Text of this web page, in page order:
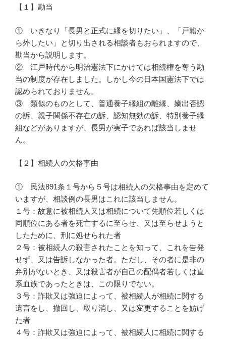
【１】勘当
① いきなり「長男と正式に縁を切りたい」、「戸籍か
ら外したい」と切り出される相談者もおられますので、
勘当から説明します。
② 江戸時代から明治憲法下にかけては相続権を奪う勘
当の制度が存在しました。しかし今の日本国憲法下では
認められておりません。
③ 類似のものとして、普通養子縁組の離縁、嫡出否認
の訴、親子関係不存在の訴、認知無効の訴、特別養子縁
組などがありますが、長男が実子であれば該当しませ
ん。
【２】相続人の欠格事由
① 民法891条１号から５号は相続人の欠格事由を定めて
いますが、相談例の長男はこれに該当しません。
１号：故意に被相続人又は相続について先順位若しくは
同順位にある者を死亡するに至らせ、又は至らせようと
したために、刑に処せられた者
２号：被相続人の殺害されたことを知って、これを告発
せず、又は告訴しなかった者。ただし、その者に是非の
弁別がないとき、又は殺害者が自己の配偶者若しくは直
系血族であったときは、この限りでない。
３号：詐欺又は強迫によって、被相続人が相続に関する
遺言をし、撤回し、取り消し、又は変更することを妨げ
た者
４号：詐欺又は強迫によって、被相続人に相続に関する